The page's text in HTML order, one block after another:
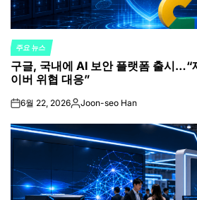
POSTED
IN
주요 뉴스
구글, 국내에 AI 보안 플랫폼 출시…“
이버 위협 대응”
on6월 22, 2026Posted
Joon-seo Han